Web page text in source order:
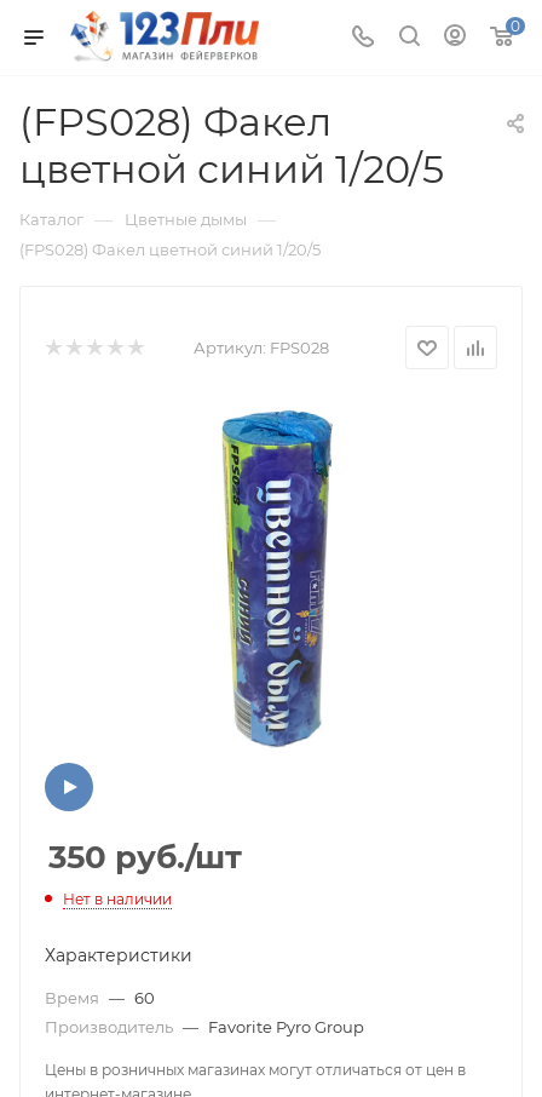
0
(FPS028) Факел
цветной синий 1/20/5
Каталог — Цветные дымы —
(FPS028) Факел цветной синий 1/20/5
Артикул: FPS028
350 руб./шт
Нет в наличии
Характеристики
Время — 60
Производитель — Favorite Pyro Group
Цены в розничных магазинах могут отличаться от цен в